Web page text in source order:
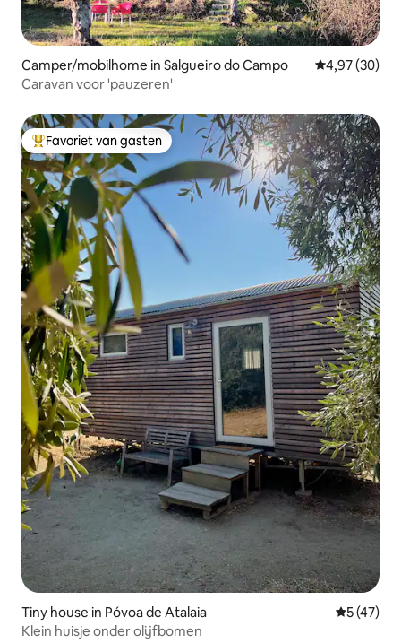
Camper/mobilhome in Salgueiro do Campo Gemiddelde
4,97 (30)
Caravan voor 'pauzeren'
Topfavoriet van gasten
Favoriet van gasten
Tiny house in Póvoa de Atalaia
5 (47)
Klein huisje onder olijfbomen